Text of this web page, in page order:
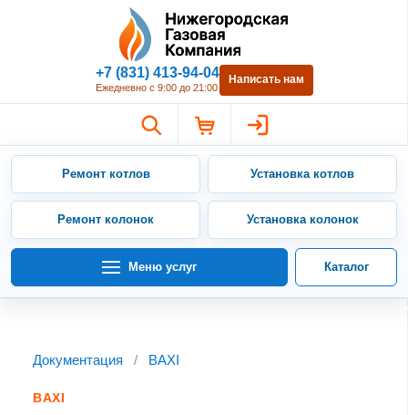
Нижегородская Газовая
+7 (831) 413-94-04
Ежедневно с 9:00 до 21:00
Написать нам
Ремонт котлов Установка котлов
Ремонт колонок Установка колонок
Меню услуг Каталог
Документация / BAXI
BAXI